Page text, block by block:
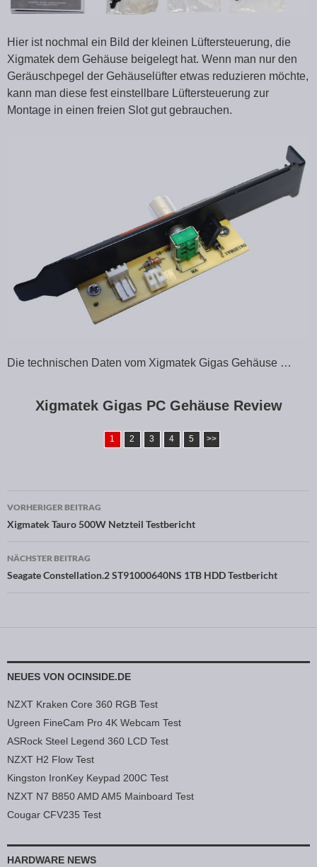
Hier ist nochmal ein Bild der kleinen Lüftersteuerung, die
Xigmatek dem Gehäuse beigelegt hat. Wenn man nur den
Geräuschpegel der Gehäuselüfter etwas reduzieren möchte,
kann man diese fest einstellbare Lüftersteuerung zur
Montage in einen freien Slot gut gebrauchen.
Die technischen Daten vom Xigmatek Gigas Gehäuse …
Xigmatek Gigas PC Gehäuse Review
1 2 3 4 5 >>
Beitragsnavigation
VORHERIGER BEITRAG
Xigmatek Tauro 500W Netzteil Testbericht
NÄCHSTER BEITRAG
Seagate Constellation.2 ST91000640NS 1TB HDD Testbericht
NEUES VON OCINSIDE.DE
NZXT Kraken Core 360 RGB Test
Ugreen FineCam Pro 4K Webcam Test
ASRock Steel Legend 360 LCD Test
NZXT H2 Flow Test
Kingston IronKey Keypad 200C Test
NZXT N7 B850 AMD AM5 Mainboard Test
Cougar CFV235 Test
HARDWARE NEWS